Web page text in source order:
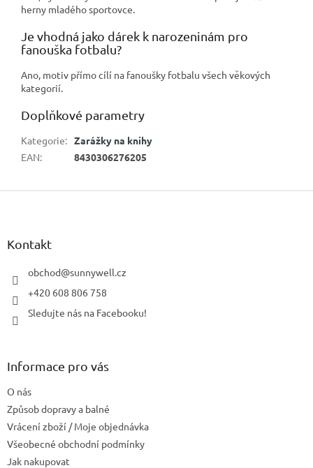
herny mladého sportovce.
Je vhodná jako dárek k narozeninám pro
fanouška fotbalu?
Ano, motiv přímo cílí na fanoušky fotbalu všech věkových
kategorií.
Doplňkové parametry
Kategorie: Zarážky na knihy
EAN: 8430306276205
Z
Kontakt
obchod@sunnywell.cz
+420 608 806 758
Sledujte nás na Facebooku!
Informace pro vás
O nás
Způsob dopravy a balné
Vrácení zboží / Moje objednávka
Všeobecné obchodní podmínky
Jak nakupovat